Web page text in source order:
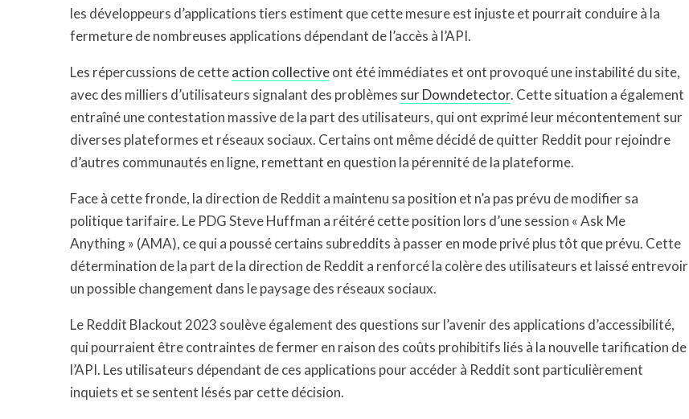
les développeurs d’applications tiers estiment que cette mesure est injuste et pourrait conduire à la
fermeture de nombreuses applications dépendant de l’accès à l’API.
Les répercussions de cetteaction collectiveont été immédiates et ont provoqué une instabilité du site,
avec des milliers d’utilisateurs signalant des problèmes sur Downdetector. Cette situation a également
entraîné une contestation massive de la part des utilisateurs, qui ont exprimé leur mécontentement sur
diverses plateformes et réseaux sociaux. Certains ont même décidé de quitter Reddit pour rejoindre
d’autres communautés en ligne, remettant en question la pérennité de la plateforme.
Face à cette fronde, la direction de Reddit a maintenu sa position et n’a pas prévu de modifier sa
politique tarifaire. Le PDG Steve Huffman a réitéré cette position lors d’une session « Ask Me
Anything » (AMA), ce qui a poussé certains subreddits à passer en mode privé plus tôt que prévu. Cette
détermination de la part de la direction de Reddit a renforcé la colère des utilisateurs et laissé entrevoir
un possible changement dans le paysage des réseaux sociaux.
Le Reddit Blackout 2023 soulève également des questions sur l’avenir des applications d’accessibilité,
qui pourraient être contraintes de fermer en raison des coûts prohibitifs liés à la nouvelle tarification de
l’API. Les utilisateurs dépendant de ces applications pour accéder à Reddit sont particulièrement
inquiets et se sentent lésés par cette décision.